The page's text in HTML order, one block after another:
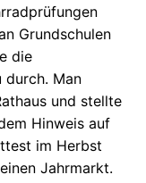
Grundschulen
die
durch. Man
und stellte
Hinweis auf
im Herbst
Jahrmarkt.